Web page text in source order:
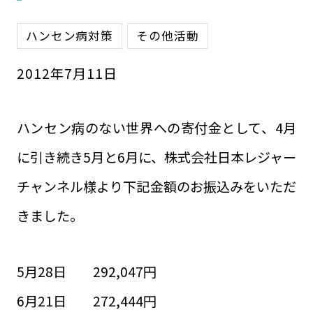
ハンセン病対策 その他活動
2012年7月 11日
ハンセン病のない世界への寄付金として、4月
に引き続き5月と6月に、株式会社日本レジャー
チャンネル様より下記金額のお振込みをいただ
きました。
5月28日 292,047円
6月21日 272,444円